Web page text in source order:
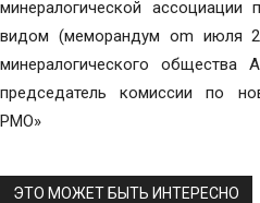
ЭТО МОЖЕТ БЫТЬ ИНТЕРЕСНО